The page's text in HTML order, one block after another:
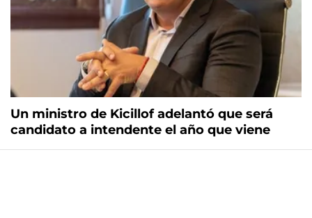
Un ministro de Kicillof adelantó que será
candidato a intendente el año que viene